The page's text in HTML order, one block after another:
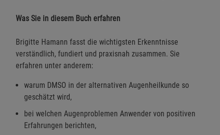
Was Sie in diesem Buch erfahren
Brigitte Hamann fasst die wichtigsten Erkenntnisse
verständlich, fundiert und praxisnah zusammen. Sie
erfahren unter anderem:
warum DMSO in der alternativen Augenheilkunde so
geschätzt wird,
bei welchen Augenproblemen Anwender von positiven
Erfahrungen berichten,